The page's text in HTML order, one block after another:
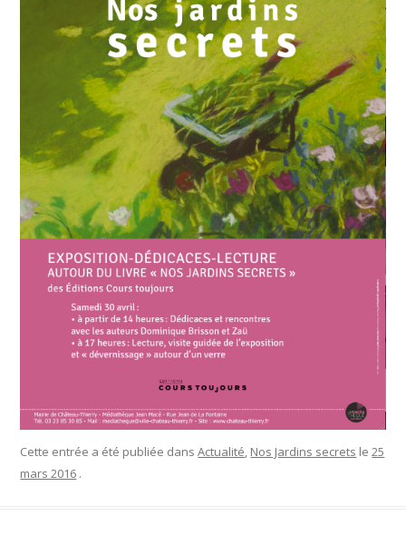
Cette entrée a été publiée dansActualité, Nos Jardins secrets le25
mars 2016 .